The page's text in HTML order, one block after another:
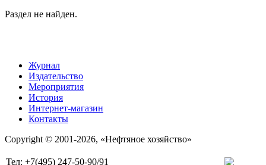
Раздел не найден.
Журнал
Издательство
Мероприятия
История
Интернет-магазин
Контакты
Copyright © 2001-2026, «Нефтяное хозяйство»
Тел: +7(495) 247-50-90/91